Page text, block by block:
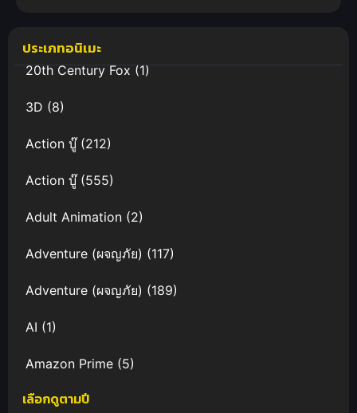
ประเภทอนิเมะ
20th Century Fox(1)
3D (8)
Action บู๊(212)
Action บู๊(555)
Adult Animation (2)
Adventure (ผจญภัย) (117)
Adventure (ผจญภัย) (189)
AI (1)
Amazon Prime (5)
Anal (ประตูหลัง)
เลือกดูตามปี